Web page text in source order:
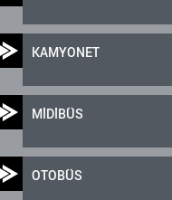
KAMYONET
MİDİBÜS
OTOBÜS